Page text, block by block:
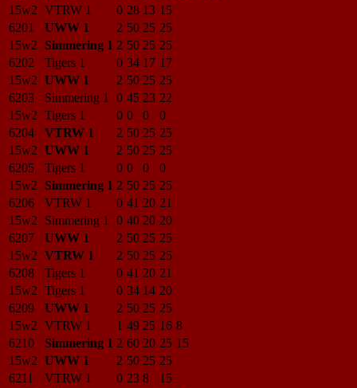
15w2 VTRW 1 0 28 13 15
6201
UWW 1 2 50 25 25
15w2
Simmering 1 2 50 25 25
6202
Tigers 1 0 34 17 17
15w2 UWW 1 2 50 25 25
6203
Simmering 1 0 45 23 22
15w2 Tigers 1 0 0 0
0
6204
VTRW 1 2 50 25 25
15w2 UWW 1 2 50 25 25
6205
Tigers 1 0 0 0
0
15w2
Simmering 1 2 50 25 25
6206
VTRW 1 0 41 20 21
15w2
Simmering 1 0 40 20 20
6207
UWW 1 2 50 25 25
15w2 VTRW 1 2 50 25 25
6208
Tigers 1 0 41 20 21
15w2 Tigers 1 0 34 14 20
6209
UWW 1 2 50 25 25
15w2 VTRW 1 1 49 25 16 8
6210
Simmering 1 2 60 20 25 15
15w2 UWW 1 2 50 25 25
6211
VTRW 1 0 23 8
15